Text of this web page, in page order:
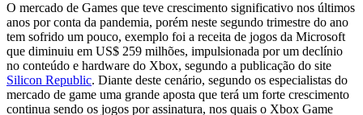
O mercado de Games que teve crescimento significativo nos últimos
anos por conta da pandemia, porém neste segundo trimestre do ano
tem sofrido um pouco, exemplo foi a receita de jogos da Microsoft
que diminuiu em US$ 259 milhões, impulsionada por um declínio
no conteúdo e hardware do Xbox, segundo a publicação do site
Silicon Republic. Diante deste cenário, segundo os especialistas do
mercado de game uma grande aposta que terá um forte crescimento
continua sendo os jogos por assinatura, nos quais o Xbox Game